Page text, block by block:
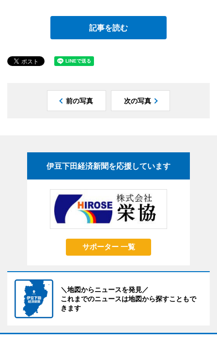
記事を読む
前の写真 次の写真
伊豆下田経済新聞を応援しています
サポーター 一覧
＼地図からニュースを発見／
これまでのニュースは地図から探すこともで
きます